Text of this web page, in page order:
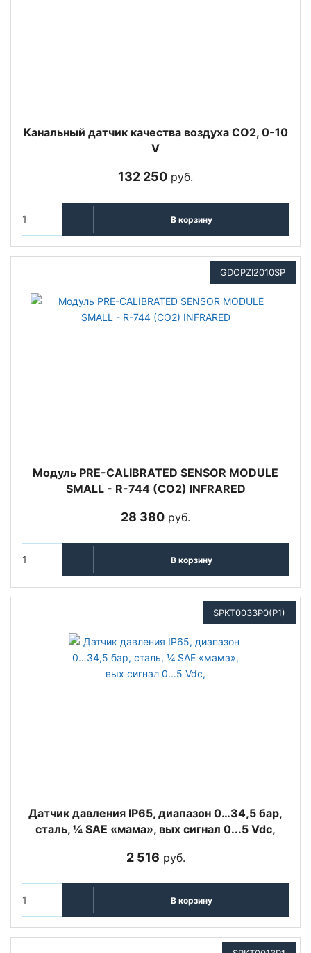
Канальный датчик качества воздуха CO2, 0-10
V
132 250 руб.
В корзину
GDOPZI2010SP
Модуль PRE-CALIBRATED SENSOR MODULE
SMALL - R-744 (CO2) INFRARED
28 380 руб.
В корзину
SPKT0033P0(P1)
Датчик давления IP65, диапазон 0…34,5 бар,
сталь, ¼ SAE «мама», вых сигнал 0...5 Vdc,
2 516 руб.
В корзину